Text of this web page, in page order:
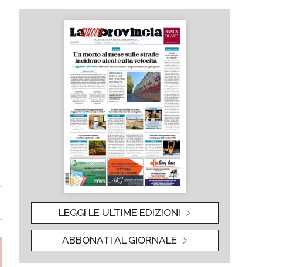
LEGGI LE ULTIME EDIZIONI
ABBONATI AL GIORNALE